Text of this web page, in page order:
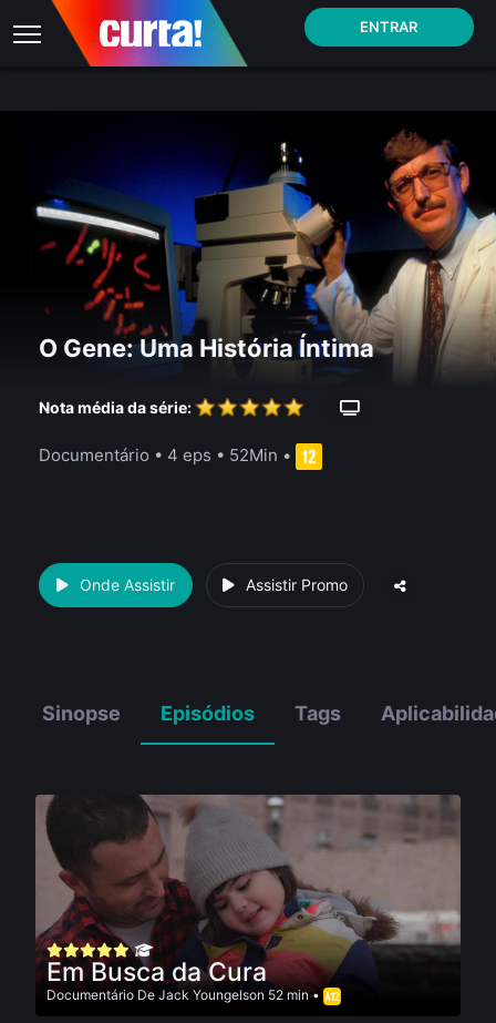
ENTRAR
O Gene: Uma História Íntima
Nota média da série:
Documentário • 4 eps • 52Min •
Onde Assistir Assistir Promo
Sinopse Episódios Tags
Em Busca da Cura
Documentário De Jack Youngelson 52 min •